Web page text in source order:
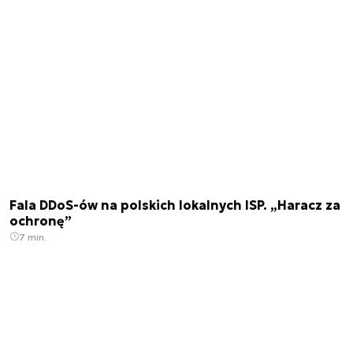
Fala DDoS-ów na polskich lokalnych ISP. „Haracz za
ochronę”
7 min.